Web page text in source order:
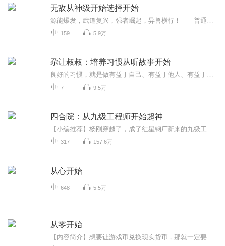
无敌从神级开始选择开始
159 5.9万
尕让叔叔：培养习惯从听故事开始
7 9.5万
四合院：从九级工程师开始超神
317 157.6万
从心开始
648 5.5万
从零开始